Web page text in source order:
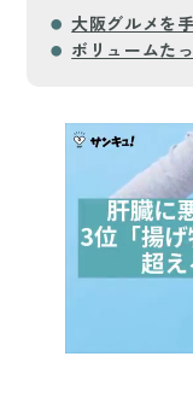
大阪グルメを
ボリュームた